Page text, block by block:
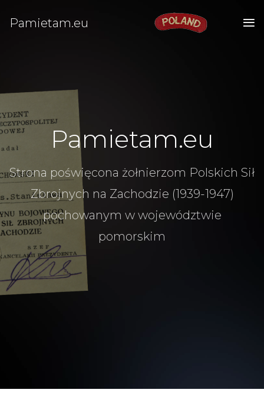
Pamietam.eu
Pamietam.eu
Strona poświęcona żołnierzom Polskich Sił
Zbrojnych na Zachodzie (1939-1947)
pochowanym w województwie
pomorskim